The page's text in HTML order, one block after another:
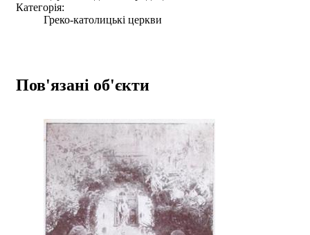
Категорія:
Греко-католицькі церкви
Пов'язані об'єкти